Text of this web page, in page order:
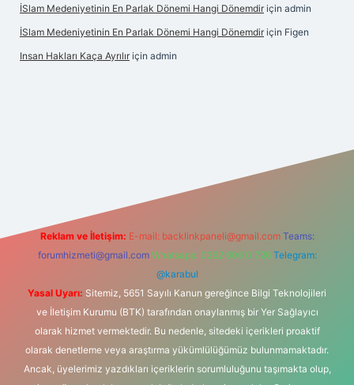
İSlam Medeniyetinin En Parlak Dönemi Hangi Dönemdir için admin
İSlam Medeniyetinin En Parlak Dönemi Hangi Dönemdir için Figen
Insan Hakları Kaça Ayrılır için admin
Reklam ve İletişim: E-mail: backlinkpaneli@gmail.com Teams:
forumhizmeti@gmail.com Whatsapp: 0262 606 0 726 Telegram:
@karabul
Yasal Uyarı: Sitemiz, 5651 Sayılı Kanun gereğince Bilgi Teknolojileri
ve İletişim Kurumu (BTK) tarafından onaylanmış bir Yer Sağlayıcı
olarak hizmet vermektedir. Bu nedenle, sitedeki içerikleri proaktif
olarak denetleme veya araştırma yükümlülüğümüz bulunmamaktadır.
Ancak, üyelerimiz yazdıkları içeriklerin sorumluluğunu taşımakta olup,